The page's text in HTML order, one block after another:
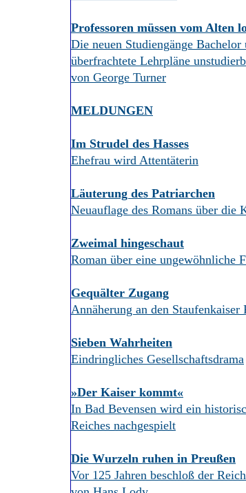
Professoren müssen vom Alten
Die neuen Studiengänge
überfrachtete Lehrpläne
von George Turner
MELDUNGEN
Im Strudel des Hasses
Ehefrau wird Attentäterin
Läuterung des Patriarchen
Neuauflage des Romans über
Zweimal hingeschaut
Roman über eine ungewöhnliche
Gequälter Zugang
Annäherung an den
Sieben Wahrheiten
Eindringliches Gesellschaftsdrama
»Der Kaiser kommt«
In Bad Bevensen wird ein
Reiches nachgespielt
Die Wurzeln ruhen in Preußen
Vor 125 Jahren beschloß der